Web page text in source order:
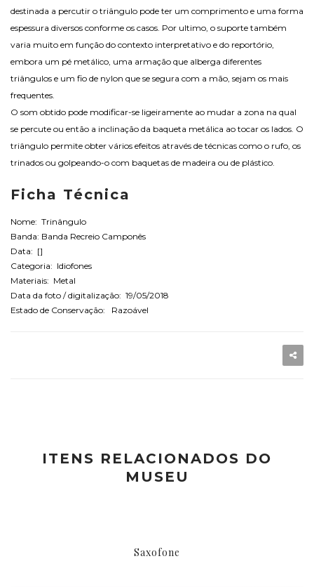
destinada a percutir o triângulo pode ter um comprimento e uma forma
espessura diversos conforme os casos. Por ultimo, o suporte também
varia muito em função do contexto interpretativo e do reportório,
embora um pé metálico, uma armação que alberga diferentes
triângulos e um fio de nylon que se segura com a mão, sejam os mais
frequentes.
O som obtido pode modificar-se ligeiramente ao mudar a zona na qual
se percute ou então a inclinação da baqueta metálica ao tocar os lados. O
triângulo permite obter vários efeitos através de técnicas como o rufo, os
trinados ou golpeando-o com baquetas de madeira ou de plástico.
Ficha Técnica
Nome: Trinângulo
Banda: Banda Recreio Camponês
Data: []
Categoria: Idiofones
Materiais: Metal
Data da foto / digitalização: 19/05/2018
Estado de Conservação: Razoável
ITENS RELACIONADOS DO
MUSEU
Saxofone